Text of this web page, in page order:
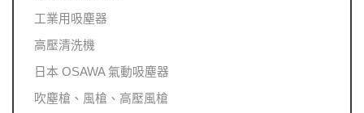
工業用吸塵器
高壓清洗機
日本 OSAWA 氣動吸塵器
吹塵槍、風槍、高壓風槍